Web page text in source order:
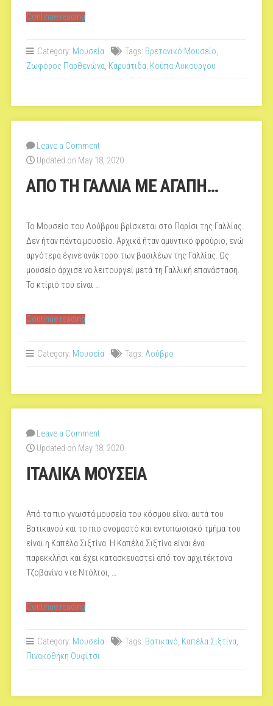
Continue reading“ΣΤΟ
ΜΟΥΣΕΙΟ”
Category: Μουσεία Tags: Βρετανικό Μουσείο,
Ζωφόρος Παρθενώνα, Καρυάτιδα, Κούπα Λυκούργου
Leave a Comment
Updated on May 18, 2020
ΑΠΟ ΤΗ ΓΑΛΛΙΑ ΜΕ ΑΓΑΠΗ…
Το Μουσείο του Λούβρου βρίσκεται στο Παρίσι της Γαλλίας.
Δεν ήταν πάντα μουσείο. Αρχικά ήταν αμυντικό φρούριο, ενώ
αργότερα έγινε ανάκτορο των βασιλέων της Γαλλίας. Ως
μουσείο άρχισε να λειτουργεί μετά τη Γαλλική επανάσταση.
Το κτίριό του είναι …
Continue reading“ΑΠΟ
ΓΑΛΛΙΑ
Category: Μουσεία Tags: Λούβρο
Leave a Comment
Updated on May 18, 2020
ΙΤΑΛΙΚΑ ΜΟΥΣΕΙΑ
Από τα πιο γνωστά μουσεία του κόσμου είναι αυτά του
Βατικανού και το πιο ονομαστό και εντυπωσιακό τμήμα του
είναι η Καπέλα Σιξτίνα. Η Καπέλα Σιξτίνα είναι ένα
παρεκκλήσι και έχει κατασκευαστεί από τον αρχιτέκτονα
Τζοβανίνο ντε Ντόλτσι, …
Continue reading“ΙΤΑΛΙΚΑ
Category: Μουσεία Tags: Βατικανό, Καπέλα Σιξτίνα,
Πινακοθήκη Ουφίτσι